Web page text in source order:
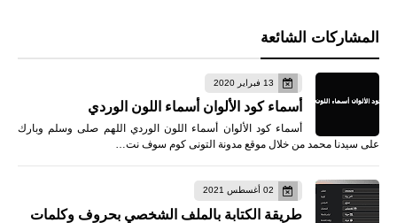
المشاركات الشائعة
13 فبراير 2020
أسماء كود الألوان أسماء اللون الوردي
أسماء كود الألوان أسماء اللون الوردي اللهم صلى وسلم وبارك
على سيدنا محمد من خلال موقع مدونة التونى كوم سوف نت…
02 أغسطس 2021
طريقة الكتابة بالملف الشخصي بحروف وكلمات